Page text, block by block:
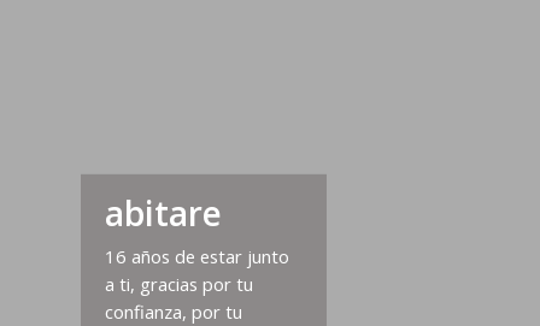
abitare
16 años de estar junto
a ti, gracias por tu
confianza, por tu